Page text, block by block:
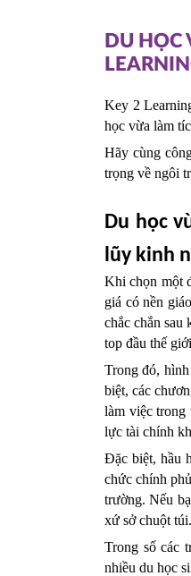
DU HỌC
Key 2
học vừa làm
Hãy cùng
trọng về ngôi
Du học
lũy kinh
Khi chọn một
giá có nền
chắc chắn
top đầu thế
Trong đó,
biệt, các
làm việc trong
lực tài chính
Đặc biệt, hầu
chức chính
trường. Nếu
xứ sở chuột túi.
Trong số các
nhiều du học